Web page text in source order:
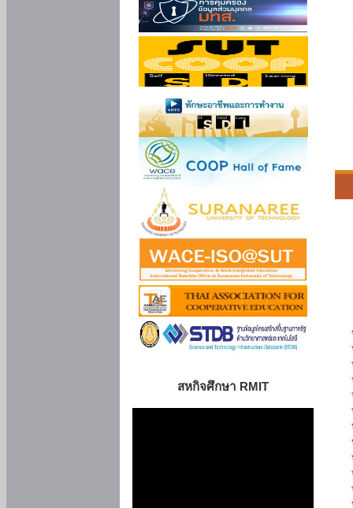
สหกิจศึกษา RMIT